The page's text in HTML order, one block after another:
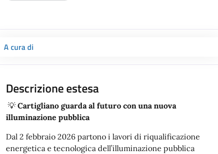
A cura di
Descrizione estesa
💡 Cartigliano guarda al futuro con una nuova
illuminazione pubblica
Dal 2 febbraio 2026 partono i lavori di riqualificazione
energetica e tecnologica dell’illuminazione pubblica